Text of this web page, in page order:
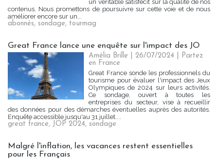
un véritable satisfecit sur la qualité de nos
contenus. Nous promettons de poursuivre sur cette voie et de nous
améliorer encore sur un...
abonnés, sondage, tourmag
Great France lance une enquête sur l'impact des JO
Amélia Brille | 26/07/2024
Partez
en France
Great France sonde les professionnels du
tourisme pour évaluer l'impact des Jeux
Olympiques de 2024 sur leurs activités.
Ce sondage, ouvert à toutes les
entreprises du secteur, vise à recueillir
des données pour des démarches éventuelles auprès des autorités.
Enquête accessible jusqu'au 31 juillet....
great france, JOP 2024, sondage
Malgré l'inflation, les vacances restent essentielles
pour les Français